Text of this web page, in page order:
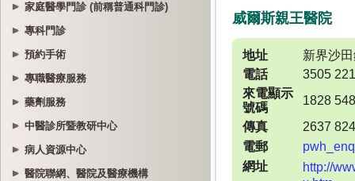
家庭醫學門診 (前稱普通科門診)
專科門診
預約手術
專職醫療服務
藥劑服務
中醫診所暨教研中心
病人資源中心
醫院聯網、醫院及醫療機構